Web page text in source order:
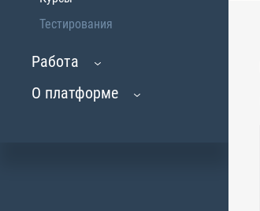
Тестирования
Работа
О платформе